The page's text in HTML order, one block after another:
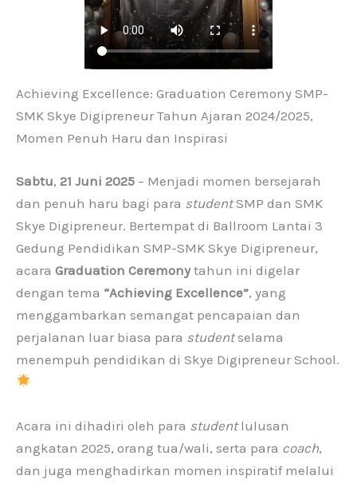
Achieving Excellence: Graduation Ceremony SMP-
SMK Skye Digipreneur Tahun Ajaran 2024/2025,
Momen Penuh Haru dan Inspirasi
Sabtu, 21 Juni 2025 – Menjadi momen bersejarah
dan penuh haru bagi para studentSMP dan SMK
Skye Digipreneur. Bertempat di Ballroom Lantai 3
Gedung Pendidikan SMP-SMK Skye Digipreneur,
acara Graduation Ceremonytahun ini digelar
dengan tema “Achieving Excellence”, yang
menggambarkan semangat pencapaian dan
perjalanan luar biasa para studentselama
menempuh pendidikan di Skye Digipreneur School.
Acara ini dihadiri oleh para studentlulusan
angkatan 2025, orang tua/wali, serta para coach,
dan juga menghadirkan momen inspiratif melalui